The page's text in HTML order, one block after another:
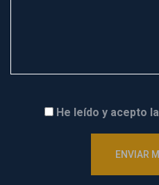
He leído y acepto la